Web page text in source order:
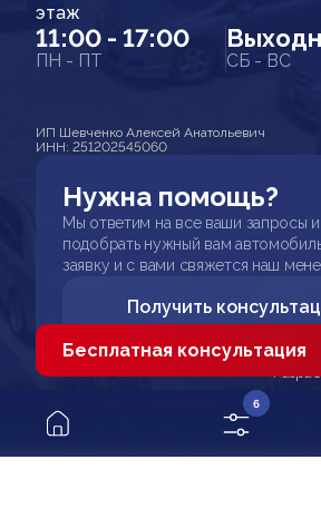
этаж
11:00 - 17:00
ПН - ПТ СБ - ВС
ИП Шевченко Алексей Анатольевич
ИНН: 251202545060
Нужна помощь?
Мы ответим на все ваши запросы
подобрать нужный вам
заявку и с вами свяжется наш
Получить
6
Бесплатная консультация